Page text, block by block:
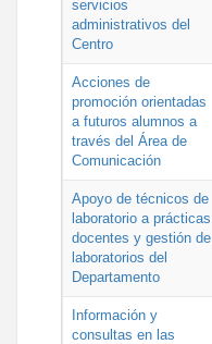
servicios
administrativos del
Centro
Acciones de
promoción orientadas
a futuros alumnos a
través del Área de
Comunicación
Apoyo de técnicos de
laboratorio a prácticas
docentes y gestión de
laboratorios del
Departamento
Información y
consultas en las